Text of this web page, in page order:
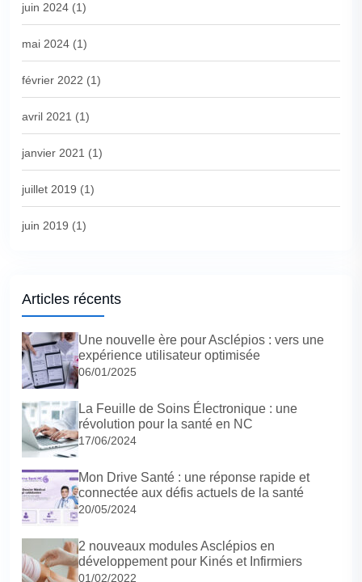
juin 2024 (1)
mai 2024 (1)
février 2022 (1)
avril 2021 (1)
janvier 2021 (1)
juillet 2019 (1)
juin 2019 (1)
Articles récents
Une nouvelle ère pour Asclépios : vers une
expérience utilisateur optimisée
06/01/2025
La Feuille de Soins Électronique : une
révolution pour la santé en NC
17/06/2024
Mon Drive Santé : une réponse rapide et
connectée aux défis actuels de la santé
20/05/2024
2 nouveaux modules Asclépios en
développement pour Kinés et Infirmiers
01/02/2022